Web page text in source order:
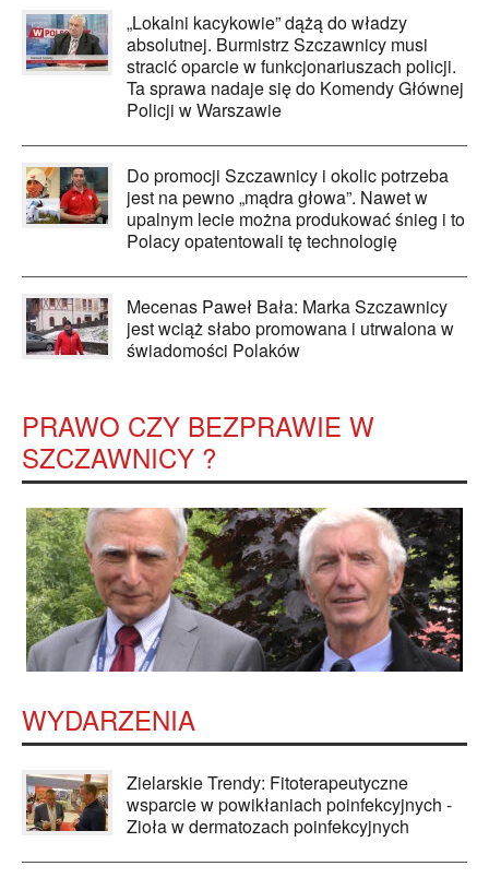
„Lokalni kacykowie” dążą do władzy
absolutnej. Burmistrz Szczawnicy musi
stracić oparcie w funkcjonariuszach policji.
Ta sprawa nadaje się do Komendy Głównej
Policji w Warszawie
Do promocji Szczawnicy i okolic potrzeba
jest na pewno „mądra głowa”. Nawet w
upalnym lecie można produkować śnieg i to
Polacy opatentowali tę technologię
Mecenas Paweł Bała: Marka Szczawnicy
jest wciąż słabo promowana i utrwalona w
świadomości Polaków
PRAWO CZY BEZPRAWIE W
SZCZAWNICY ?
WYDARZENIA
Zielarskie Trendy: Fitoterapeutyczne
wsparcie w powikłaniach poinfekcyjnych -
Zioła w dermatozach poinfekcyjnych